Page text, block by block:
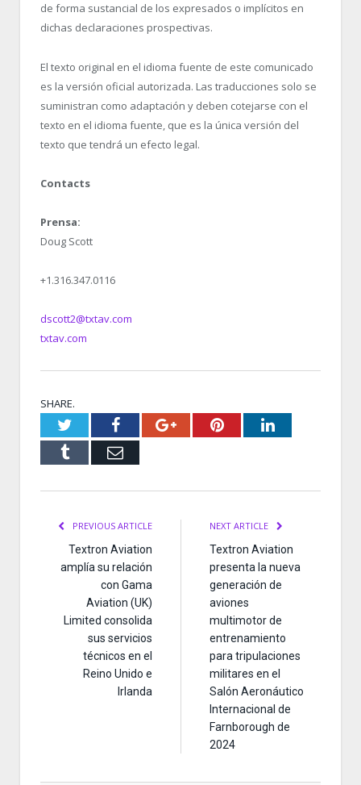
de forma sustancial de los expresados o implícitos en
dichas declaraciones prospectivas.
El texto original en el idioma fuente de este comunicado
es la versión oficial autorizada. Las traducciones solo se
suministran como adaptación y deben cotejarse con el
texto en el idioma fuente, que es la única versión del
texto que tendrá un efecto legal.
Contacts
Prensa:
Doug Scott
+1.316.347.0116
dscott2@txtav.com
txtav.com
SHARE.
TwitterFacebookGoogle+PinterestLinkedIn
Tumblr Email
PREVIOUS ARTICLE
Textron Aviation
amplía su relación
con Gama
Aviation (UK)
Limited consolida
sus servicios
técnicos en el
Reino Unido e
Irlanda
NEXT ARTICLE
Textron Aviation
presenta la nueva
generación de
aviones
multimotor de
entrenamiento
para tripulaciones
militares en el
Salón Aeronáutico
Internacional de
Farnborough de
2024